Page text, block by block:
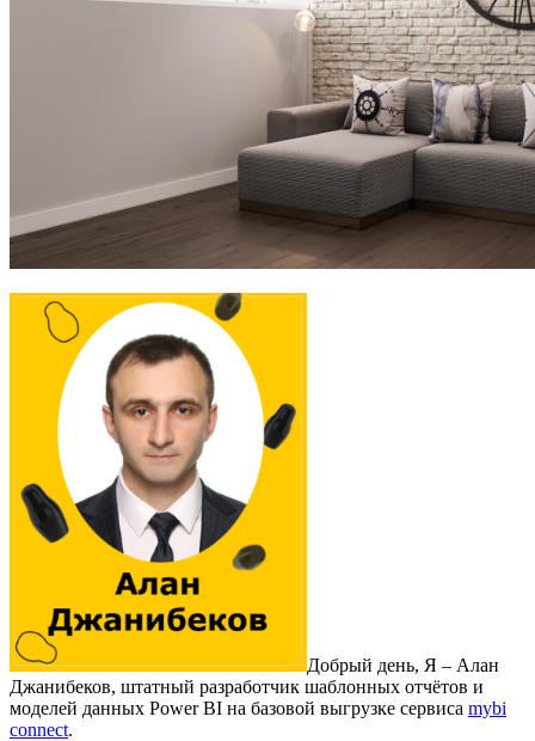
Добрый день, Я – Алан
Джанибеков, штатный разработчик шаблонных отчётов и
моделей данных Power BI на базовой выгрузке сервиса mybi
connect.